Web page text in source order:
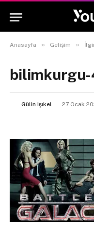
Anasayfa » Gelişim »
Gülin Işıkel 27 Ocak